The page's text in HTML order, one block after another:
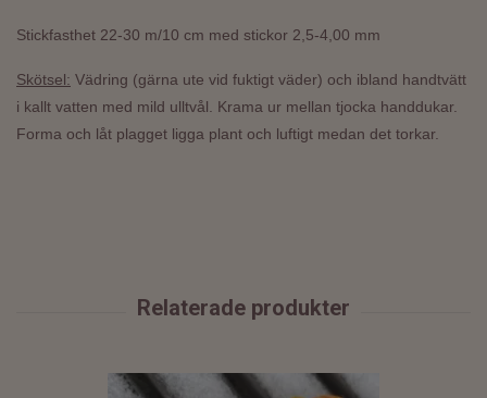
Stickfasthet 22-30 m/10 cm med stickor 2,5-4,00 mm
Skötsel: Vädring (gärna ute vid fuktigt väder) och ibland handtvätt
i kallt vatten med mild ulltvål. Krama ur mellan tjocka handdukar.
Forma och låt plagget ligga plant och luftigt medan det torkar.